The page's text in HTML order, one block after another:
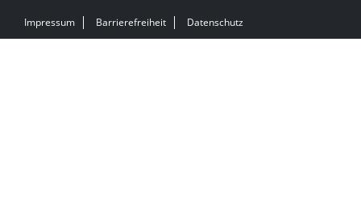
Impressum Barrierefreiheit Datenschutz